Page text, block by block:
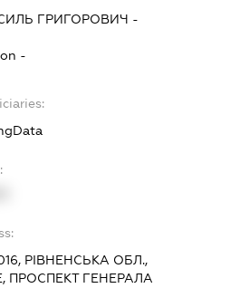
ГРИГОРОВИЧ -
-
РІВНЕНСЬКА ОБЛ.,
ПРОСПЕКТ ГЕНЕРАЛА